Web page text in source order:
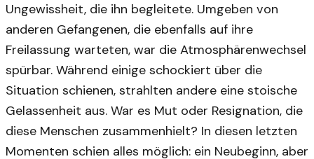
Ungewissheit, die ihn begleitete. Umgeben von
anderen Gefangenen, die ebenfalls auf ihre
Freilassung warteten, war die Atmosphärenwechsel
spürbar. Während einige schockiert über die
Situation schienen, strahlten andere eine stoische
Gelassenheit aus. War es Mut oder Resignation, die
diese Menschen zusammenhielt? In diesen letzten
Momenten schien alles möglich: ein Neubeginn, aber